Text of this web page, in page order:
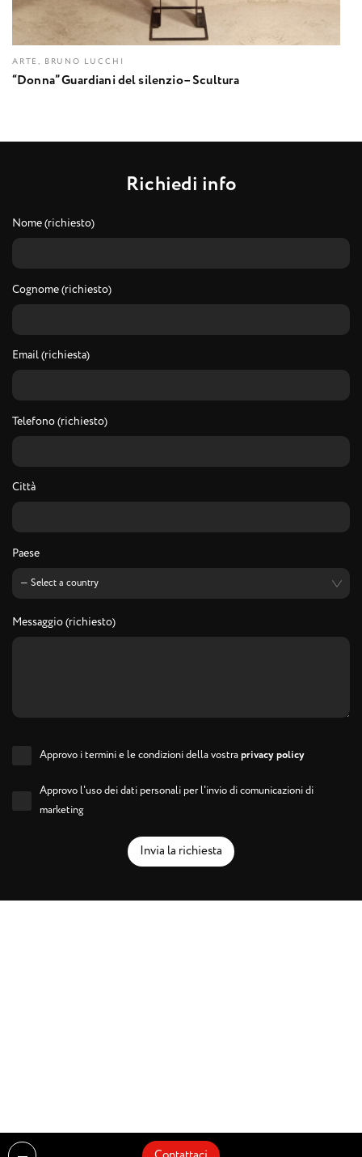
ARTE, BRUNO LUCCHI
“Donna” Guardiani del silenzio– Scultura
Richiedi info
Nome (richiesto)
Cognome (richiesto)
Email (richiesta)
Telefono (richiesto)
Città
Paese
Messaggio (richiesto)
Approvo i termini e le condizioni della vostraprivacy policy
Approvo l'uso dei dati personali per l'invio di comunicazioni di
marketing
Invia la richiesta